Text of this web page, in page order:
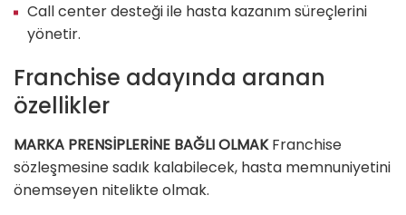
Call center desteği ile hasta kazanım süreçlerini
yönetir.
Franchise adayında aranan
özellikler
MARKA PRENSİPLERİNE BAĞLI OLMAKFranchise
sözleşmesine sadık kalabilecek, hasta memnuniyetini
önemseyen nitelikte olmak.